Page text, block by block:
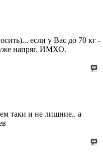
если у Вас до 70 кг -
напряг. ИМХО.
таки и не лишние.. а